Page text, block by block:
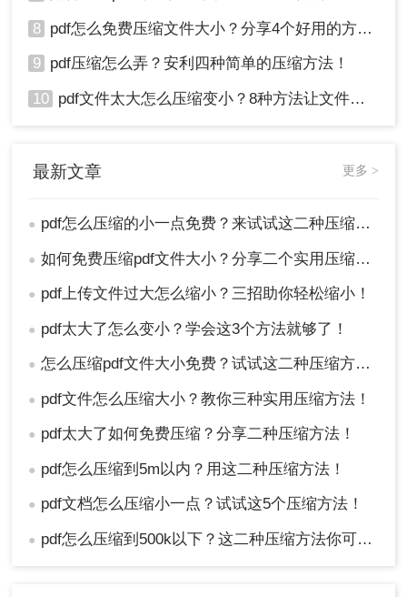
8 pdf怎么免费压缩文件大小？分享4个好用的方法，简单又快捷！
9 pdf压缩怎么弄？安利四种简单的压缩方法！
10 pdf文件太大怎么压缩变小？8种方法让文件轻松"瘦身"！
最新文章 更多 >
● pdf怎么压缩的小一点免费？来试试这二种压缩方法！
● 如何免费压缩pdf文件大小？分享二个实用压缩方法！
● pdf上传文件过大怎么缩小？三招助你轻松缩小！
● pdf太大了怎么变小？学会这3个方法就够了！
● 怎么压缩pdf文件大小免费？试试这二种压缩方法！
● pdf文件怎么压缩大小？教你三种实用压缩方法！
● pdf太大了如何免费压缩？分享二种压缩方法！
● pdf怎么压缩到5m以内？用这二种压缩方法！
● pdf文档怎么压缩小一点？试试这5个压缩方法！
● pdf怎么压缩到500k以下？这二种压缩方法你可以轻松学会！